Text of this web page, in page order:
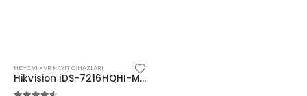
HD-CVI XVR KAYIT CIHAZLARI
Hikvision iDS-7216HQHI-M1/XT 16 Kanal DVR 1x12TB